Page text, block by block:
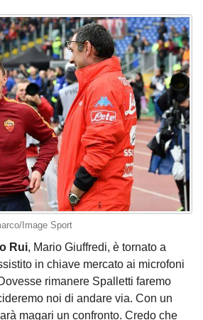
Image Sport
Rui, Mario Giuffredi, è tornato a
in chiave mercato ai microfoni
rimanere Spalletti faremo
noi di andare via. Con un
magari un confronto. Credo che